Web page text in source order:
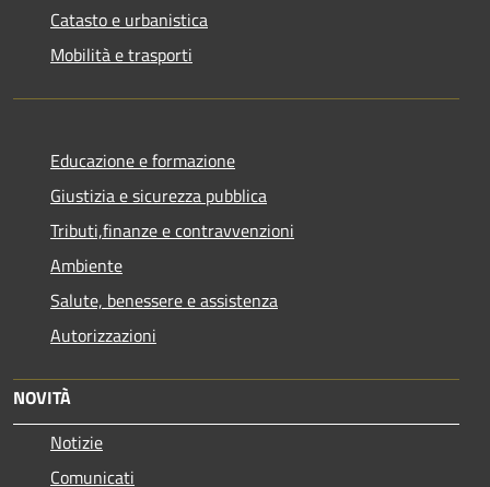
Catasto e urbanistica
Mobilità e trasporti
Educazione e formazione
Giustizia e sicurezza pubblica
Tributi,finanze e contravvenzioni
Ambiente
Salute, benessere e assistenza
Autorizzazioni
NOVITÀ
Notizie
Comunicati